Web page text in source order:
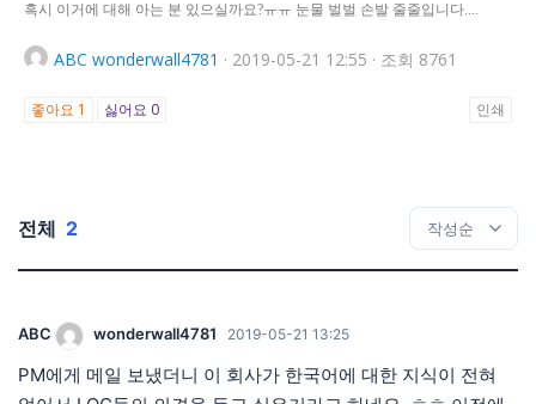
혹시 이거에 대해 아는 분 있으실까요?ㅠㅠ 눈물 벌벌 손발 줄줄입니다....
ABC wonderwall4781 · 2019-05-21 12:55 · 조회 8761
좋아요 1 싫어요 0 인쇄
전체 2
ABC wonderwall4781 2019-05-21 13:25
PM에게 메일 보냈더니 이 회사가 한국어에 대한 지식이 전혀